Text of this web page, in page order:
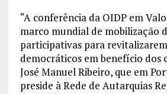
“A conferência da OIDP em
marco mundial de mobilização
participativas para revitalizarem
democráticos em benefício dos
José Manuel Ribeiro, que em
preside à Rede de Autarquias